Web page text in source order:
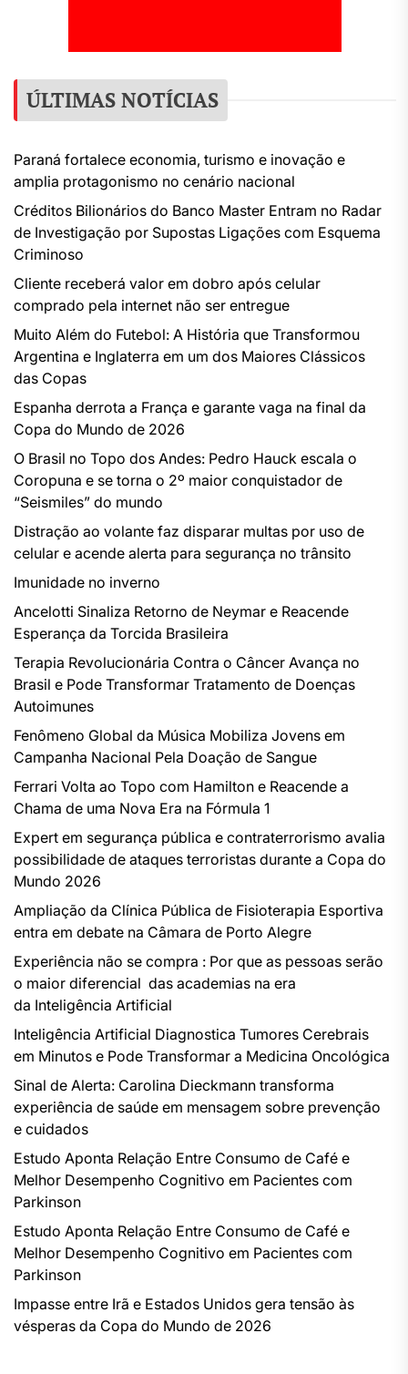
ÚLTIMAS NOTÍCIAS
Paraná fortalece economia, turismo e inovação e
amplia protagonismo no cenário nacional
Créditos Bilionários do Banco Master Entram no Radar
de Investigação por Supostas Ligações com Esquema
Criminoso
Cliente receberá valor em dobro após celular
comprado pela internet não ser entregue
Muito Além do Futebol: A História que Transformou
Argentina e Inglaterra em um dos Maiores Clássicos
das Copas
Espanha derrota a França e garante vaga na final da
Copa do Mundo de 2026
O Brasil no Topo dos Andes: Pedro Hauck escala o
Coropuna e se torna o 2º maior conquistador de
“Seismiles” do mundo
Distração ao volante faz disparar multas por uso de
celular e acende alerta para segurança no trânsito
Imunidade no inverno
Ancelotti Sinaliza Retorno de Neymar e Reacende
Esperança da Torcida Brasileira
Terapia Revolucionária Contra o Câncer Avança no
Brasil e Pode Transformar Tratamento de Doenças
Autoimunes
Fenômeno Global da Música Mobiliza Jovens em
Campanha Nacional Pela Doação de Sangue
Ferrari Volta ao Topo com Hamilton e Reacende a
Chama de uma Nova Era na Fórmula 1
Expert em segurança pública e contraterrorismo avalia
possibilidade de ataques terroristas durante a Copa do
Mundo 2026
Ampliação da Clínica Pública de Fisioterapia Esportiva
entra em debate na Câmara de Porto Alegre
Experiência não se compra : Por que as pessoas serão
o maior diferencial das academias na era
da Inteligência Artificial
Inteligência Artificial Diagnostica Tumores Cerebrais
em Minutos e Pode Transformar a Medicina Oncológica
Sinal de Alerta: Carolina Dieckmann transforma
experiência de saúde em mensagem sobre prevenção
e cuidados
Estudo Aponta Relação Entre Consumo de Café e
Melhor Desempenho Cognitivo em Pacientes com
Parkinson
Estudo Aponta Relação Entre Consumo de Café e
Melhor Desempenho Cognitivo em Pacientes com
Parkinson
Impasse entre Irã e Estados Unidos gera tensão às
vésperas da Copa do Mundo de 2026